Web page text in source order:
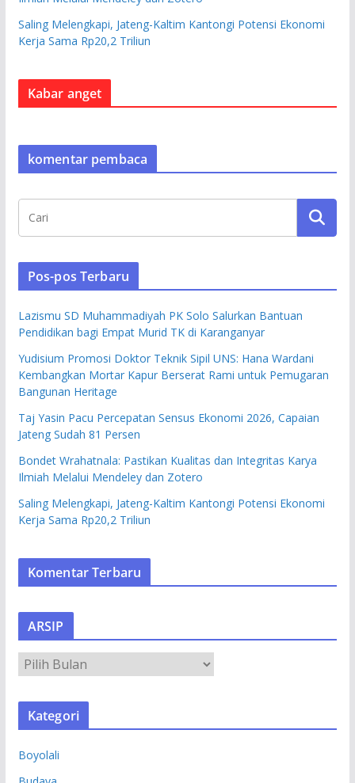
Saling Melengkapi, Jateng-Kaltim Kantongi Potensi Ekonomi
Kerja Sama Rp20,2 Triliun
Kabar anget
komentar pembaca
Pos-pos Terbaru
Lazismu SD Muhammadiyah PK Solo Salurkan Bantuan
Pendidikan bagi Empat Murid TK di Karanganyar
Yudisium Promosi Doktor Teknik Sipil UNS: Hana Wardani
Kembangkan Mortar Kapur Berserat Rami untuk Pemugaran
Bangunan Heritage
Taj Yasin Pacu Percepatan Sensus Ekonomi 2026, Capaian
Jateng Sudah 81 Persen
Bondet Wrahatnala: Pastikan Kualitas dan Integritas Karya
Ilmiah Melalui Mendeley dan Zotero
Saling Melengkapi, Jateng-Kaltim Kantongi Potensi Ekonomi
Kerja Sama Rp20,2 Triliun
Komentar Terbaru
ARSIP
R
S
Kategori
Boyolali